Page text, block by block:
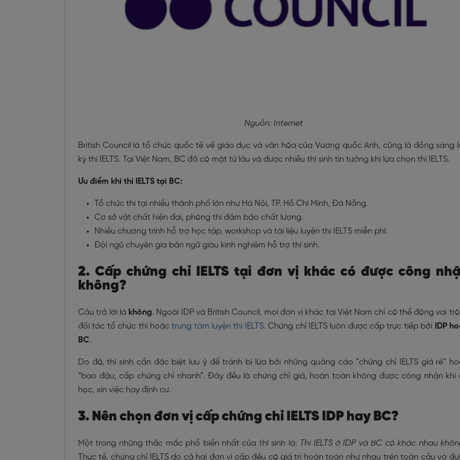
Nguồn: Internet
British Council là tổ chức quốc tế về giáo dục và văn hóa của Vương quốc Anh, cũng là đồng sáng
kỳ thi IELTS. Tại Việt Nam, BC đã có mặt từ lâu và được nhiều thí sinh tin tưởng khi lựa chọn thi IELTS.
Ưu điểm khi thi IELTS tại BC:
Tổ chức thi tại nhiều thành phố lớn như Hà Nội, TP. Hồ Chí Minh, Đà Nẵng.
Cơ sở vật chất hiện đại, phòng thi đảm bảo chất lượng.
Nhiều chương trình hỗ trợ học tập, workshop và tài liệu luyện thi IELTS miễn phí.
Đội ngũ chuyên gia bản ngữ giàu kinh nghiệm hỗ trợ thí sinh.
2. Cấp chứng chỉ IELTS tại đơn vị khác có được công
không?
Câu trả lời là không. Ngoài IDP và British Council, mọi đơn vị khác tại Việt Nam chỉ có thể đóng vai
đối tác tổ chức thi hoặctrung tâm luyện thi IELTS. Chứng chỉ IELTS luôn được cấp trực tiếp bởi
IDP
BC.
Do đó, thí sinh cần đặc biệt lưu ý để tránh bị lừa bởi những quảng cáo “chứng chỉ IELTS giá rẻ”
“bao đậu, cấp chứng chỉ nhanh”. Đây đều là chứng chỉ giả, hoàn toàn không được công nhận khi
học, xin việc hay định cư.
3. Nên chọn đơn vị cấp chứng chỉ IELTS IDP hay BC?
Một trong những thắc mắc phổ biến nhất của thí sinh là: Thi IELTS ở IDP và BC có khác nhau
Thực tế, chứng chỉ IELTS do cả hai đơn vị cấp đều có giá trị hoàn toàn như nhau trên toàn cầu và